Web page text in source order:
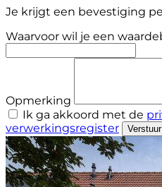
Je krijgt een bevestiging
Waarvoor wil je een
Opmerking
Ik ga akkoord met de
verwerkingsregister